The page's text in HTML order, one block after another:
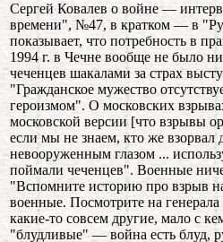
Сергей Ковалев о войне —
времени", №47, в кратком — в
показывает, что потребность в
1994 г. в Чечне вообще не было
чеченцев шакалами за страх
"Гражданское мужество
героизмом". О московских
московской версии [что взрывы
если мы не знаем, кто же взорвал
невооруженным глазом ...
поймали чеченцев". Военные
"Вспомните историю про взрыв
военные. Посмотрите на
какие-то совсем другие, мало с
"блудливые" — война есть блуд,